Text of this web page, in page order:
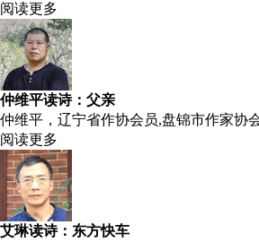
阅读更多
仲维平读诗：父亲
仲维平，辽宁省作协会员,盘锦市作家协
阅读更多
艾琳读诗：东方快车